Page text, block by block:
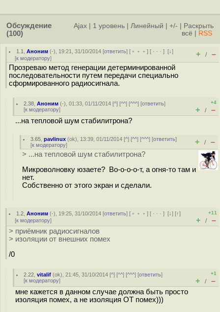
Обсуждение
(100)
Ajax 1 уровень Линейный +/-
Раскрыть
всё
RSS
1.1 ,Аноним (-), 19:21, 31/10/2014 [ответить] [ ﹢﹢﹢] [ · · ·][↓]
[к модератору] + / –
Прозреваю метод генерации детерминированной
последовательности путем передачи специально
сформированного радиосигнала.
2.38 ,Аноним (-), 01:33, 01/11/2014 [^] [^^] [^^^] [ответить]
[к модератору]
+4
+ / –
...на тепловой шум стабилитрона?
3.65 ,pavlinux (ok), 13:39, 01/11/2014 [^] [^^] [^^^] [ответить]
[к модератору] + / –
> ...на тепловой шум стабилитрона?
Микроволновку юзаете? Во-о-о-о-т, а огня-то там и
нет.
Собственно от этого экран и сделали.
1.2 ,Аноним (-), 19:25, 31/10/2014 [ответить] [ ﹢﹢﹢] [ · · ·][↓] [↑]
[к модератору]
+11
+ / –
> приёмник радиосигналов
> изоляции от внешних помех
/0
2.22 ,vitalif (ok), 21:45, 31/10/2014 [^] [^^] [^^^] [ответить]
[к модератору]
+1
+ / –
мне кажется в данном случае должна быть просто
изоляция помех, а не изоляция ОТ помех)))